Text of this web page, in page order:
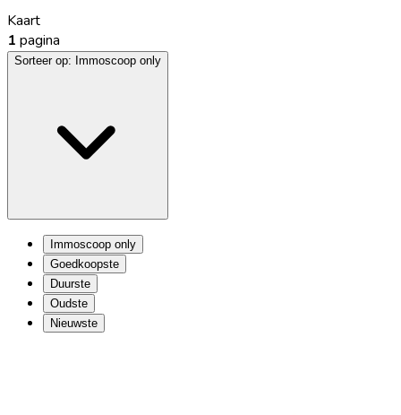
Kaart
1 pagina
Sorteer op: Immoscoop only
Immoscoop only
Goedkoopste
Duurste
Oudste
Nieuwste